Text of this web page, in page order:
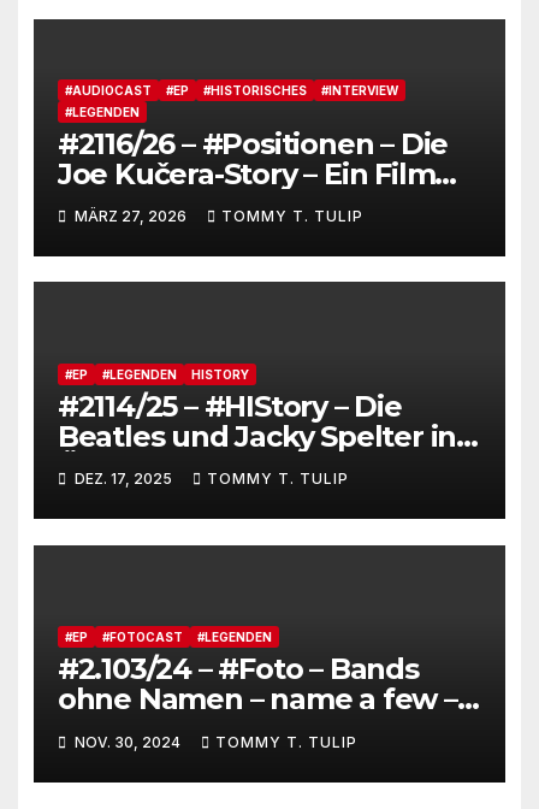
#AUDIOCAST #EP #HISTORISCHES
#INTERVIEW
#LEGENDEN
#2116/26 – #Positionen – Die
Joe Kučera-Story – Ein Film
von Bedřich Ludvík „Aktuel“
mit Untertiteln (auf Deutsch
und Englisch)
MÄRZ 27, 2026 TOMMY T. TULIP
#EP #LEGENDEN HISTORY
#2114/25 – #HIStory – Die
Beatles und Jacky Spelter in
Österreich
DEZ. 17, 2025 TOMMY T. TULIP
#EP #FOTOCAST #LEGENDEN
#2.103/24 – #Foto – Bands
ohne Namen – name a few –
Um nur einige Strategien zu
nennen, vor vollen Häusern
zu spielen #LieddesTages
NOV. 30, 2024 TOMMY T. TULIP